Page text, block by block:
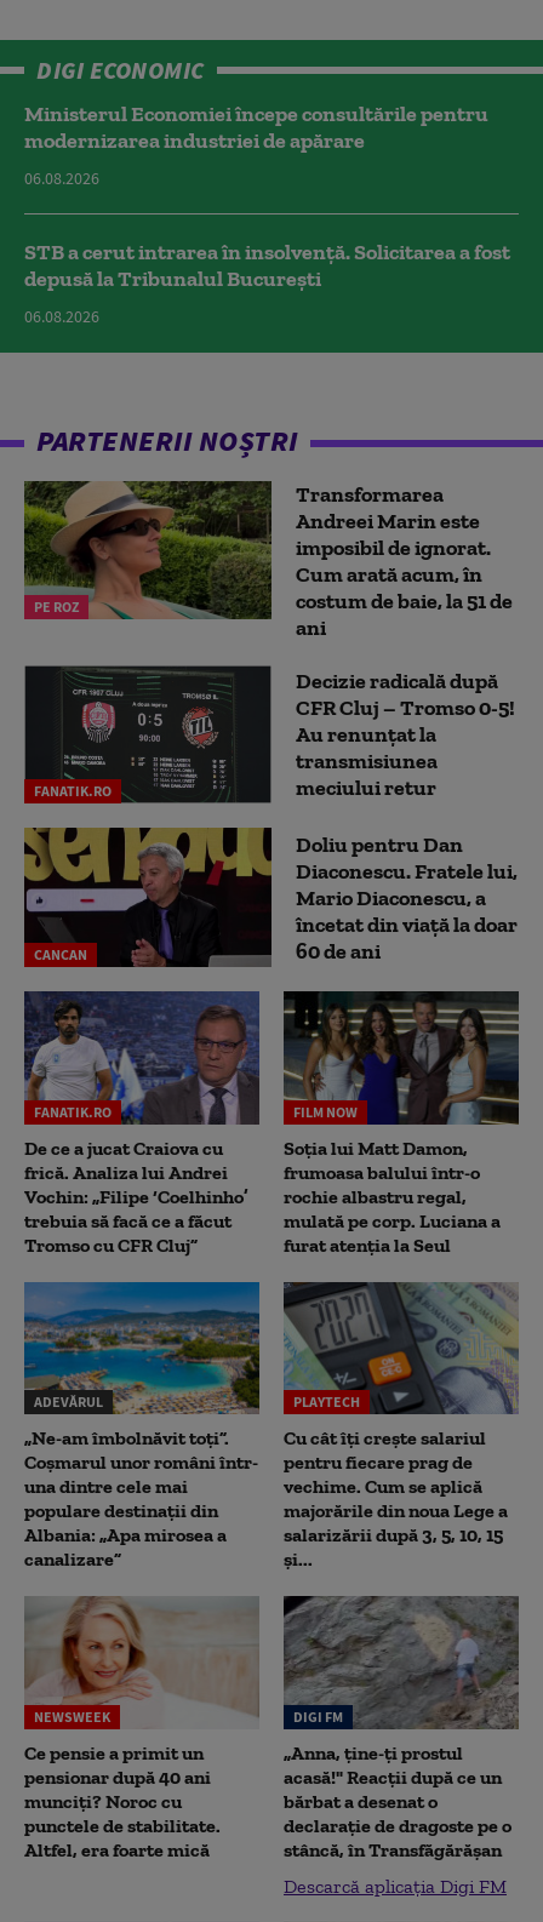
DIGI ECONOMIC
Ministerul Economiei începe consultările pentru
modernizarea industriei de apărare
06.08.2026
STB a cerut intrarea în insolvență. Solicitarea a fost
depusă la Tribunalul București
06.08.2026
PARTENERII NOȘTRI
PE ROZ
Transformarea
Andreei Marin este
imposibil de ignorat.
Cum arată acum, în
costum de baie, la 51 de
ani
FANATIK.RO
Decizie radicală după
CFR Cluj – Tromso 0-5!
Au renunțat la
transmisiunea
meciului retur
CANCAN
Doliu pentru Dan
Diaconescu. Fratele lui,
Mario Diaconescu, a
încetat din viață la doar
60 de ani
FANATIK.RO
De ce a jucat Craiova cu
frică. Analiza lui Andrei
Vochin: „Filipe ‘Coelhinho’
trebuia să facă ce a făcut
Tromso cu CFR Cluj”
FILM NOW
Soția lui Matt Damon,
frumoasa balului într-o
rochie albastru regal,
mulată pe corp. Luciana a
furat atenția la Seul
ADEVĂRUL
„Ne-am îmbolnăvit toți”.
Coșmarul unor români într-
una dintre cele mai
populare destinații din
Albania: „Apa mirosea a
canalizare”
PLAYTECH
Cu cât îți crește salariul
pentru fiecare prag de
vechime. Cum se aplică
majorările din noua Lege a
salarizării după 3, 5, 10, 15
și...
NEWSWEEK
Ce pensie a primit un
pensionar după 40 ani
munciți? Noroc cu
punctele de stabilitate.
Altfel, era foarte mică
DIGI FM
„Anna, ţine-ţi prostul
acasă!" Reacţii după ce un
bărbat a desenat o
declaraţie de dragoste pe o
stâncă, în Transfăgărăşan
Descarcă aplicația Digi FM